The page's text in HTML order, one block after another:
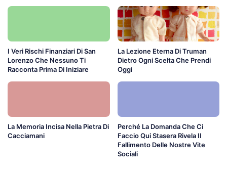
I Veri Rischi Finanziari Di San
Lorenzo Che Nessuno Ti
Racconta Prima Di Iniziare
La Lezione Eterna Di Truman
Dietro Ogni Scelta Che Prendi
Oggi
La Memoria Incisa Nella Pietra Di
Cacciamani
Perché La Domanda Che Ci
Faccio Qui Stasera Rivela Il
Fallimento Delle Nostre Vite
Sociali